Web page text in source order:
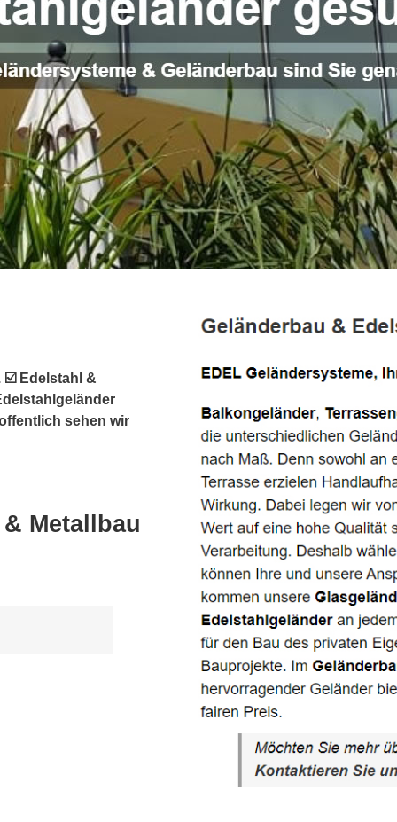
☑️ Edelstahl &
sehen wir
Metallbau